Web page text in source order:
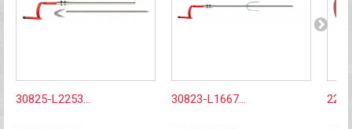
30825-L2253... 30823-L1667...